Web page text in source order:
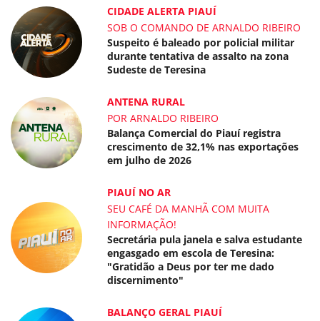
CIDADE ALERTA PIAUÍ
SOB O COMANDO DE ARNALDO RIBEIRO
Suspeito é baleado por policial militar
durante tentativa de assalto na zona
Sudeste de Teresina
ANTENA RURAL
POR ARNALDO RIBEIRO
Balança Comercial do Piauí registra
crescimento de 32,1% nas exportações
em julho de 2026
PIAUÍ NO AR
SEU CAFÉ DA MANHÃ COM MUITA
INFORMAÇÃO!
Secretária pula janela e salva estudante
engasgado em escola de Teresina:
"Gratidão a Deus por ter me dado
discernimento"
BALANÇO GERAL PIAUÍ